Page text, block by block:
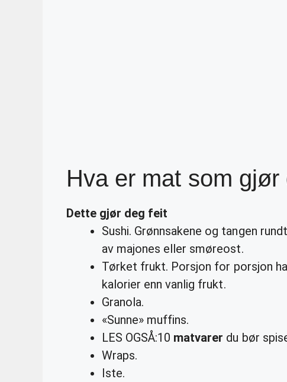
Hva er mat som gjør
Dette gjør deg feit
Sushi. Grønnsakene og tangen
av majones eller smøreost.
Tørket frukt. Porsjon for porsjon
kalorier enn vanlig frukt.
Granola.
«Sunne» muffins.
LES OGSÅ:10 matvarer du bør
Wraps.
Iste.